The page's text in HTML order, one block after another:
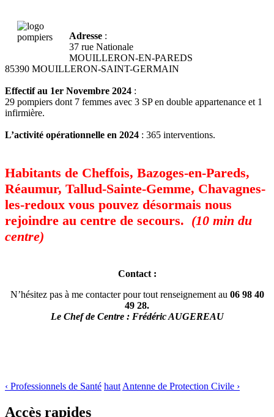
Adresse:
37 rue Nationale
MOUILLERON-EN-PAREDS
85390 MOUILLERON-SAINT-GERMAIN
Effectif au 1er Novembre 2024 :
29 pompiers dont 7 femmes avec 3 SP en double appartenance et 1
infirmière.
L’activité opérationnelle en 2024 : 365 interventions.
Habitants de Cheffois, Bazoges-en-Pareds,
Réaumur, Tallud-Sainte-Gemme, Chavagnes-
les-redoux vous pouvez désormais nous
rejoindre au centre de secours. (10 min du
centre)
Contact :
N’hésitez pas à me contacter pour tout renseignement au 06 98 40
49 28.
Le Chef de Centre : Frédéric AUGEREAU
‹ Professionnels de Santé hautAntenne de Protection Civile ›
Accès rapides